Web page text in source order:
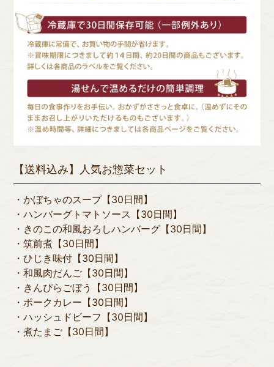
【送料込み】人気お惣菜セット
・かぼちゃのスープ【30日間】
・ハンバーグトマトソース【30日間】
・きのこの和風おろしハンバーグ【30日間】
・筑前煮【30日間】
・ひじき味付【30日間】
・和風肉だんご【30日間】
・きんぴらごぼう【30日間】
・ポークカレー【30日間】
・ハッシュドビーフ【30日間】
・煮たまご【30日間】